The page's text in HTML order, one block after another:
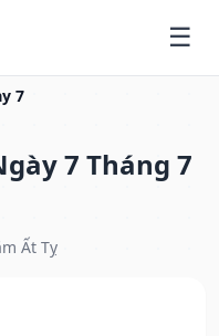
7
7 Tháng 7
Ất Tỵ